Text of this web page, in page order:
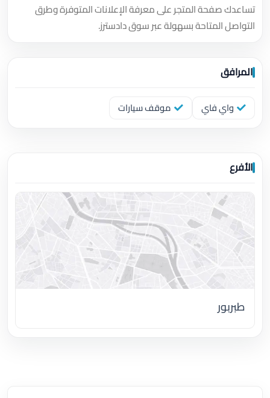
تساعدك صفحة المتجر على معرفة الإعلانات المتوفرة وطرق
التواصل المتاحة بسهولة عبر سوق دادسترز.
المرافق
واي فاي موقف سيارات
الأفرع
طبربور